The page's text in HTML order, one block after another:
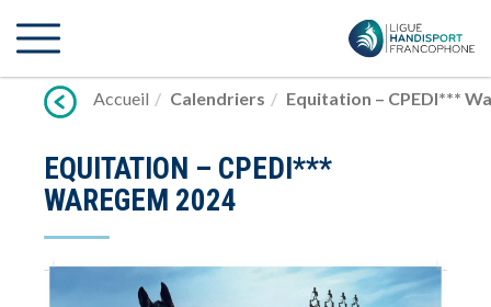
vers
Accueil
Calendriers Equitation – CPEDI***
EQUITATION – CPEDI***
WAREGEM 2024